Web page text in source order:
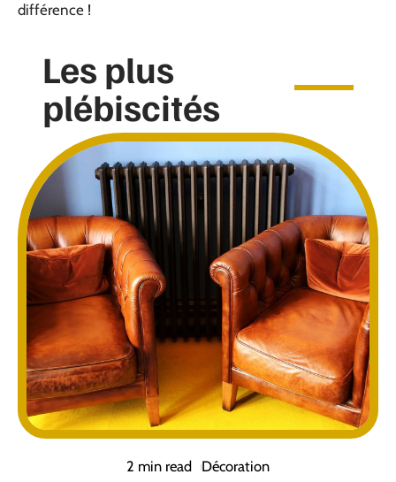
différence !
Les plus
plébiscités
2 min read Décoration